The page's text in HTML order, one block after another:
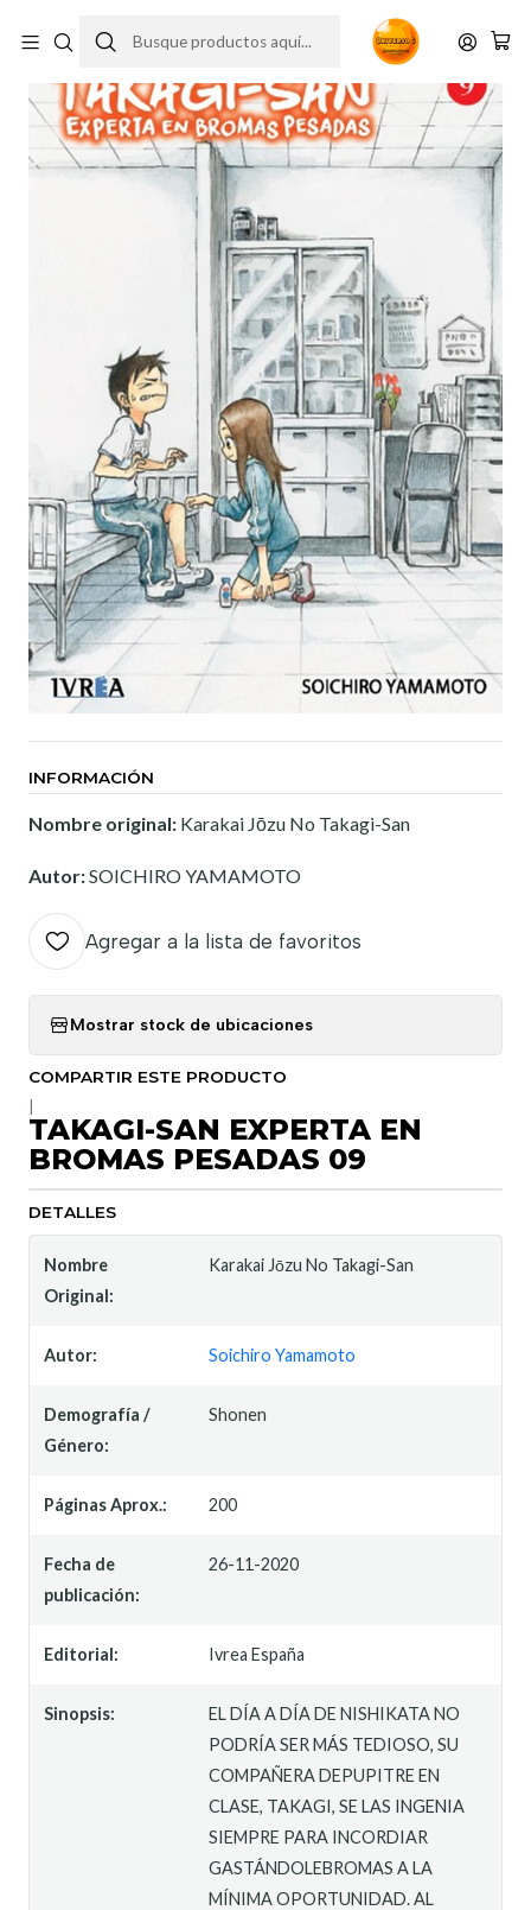
INFORMACIÓN
Nombre original: Karakai Jōzu No Takagi-San
Autor:SOICHIRO YAMAMOTO
Agregar a la lista de favoritos
Mostrar stock de ubicaciones
COMPARTIR ESTE PRODUCTO
TAKAGI-SAN EXPERTA EN
BROMAS PESADAS 09
DETALLES
Nombre
Original:
Karakai Jōzu No Takagi-San
Autor: Soichiro Yamamoto
Demografía /
Género:
Shonen
Páginas Aprox.: 200
Fecha de
publicación:
26-11-2020
Editorial: Ivrea España
Sinopsis:
EL DÍA A DÍA DE NISHIKATA NO
PODRÍA SER MÁS TEDIOSO, SU
COMPAÑERA DEPUPITRE EN
CLASE, TAKAGI, SE LAS INGENIA
SIEMPRE PARA INCORDIAR
GASTÁNDOLEBROMAS A LA
MÍNIMA OPORTUNIDAD. AL